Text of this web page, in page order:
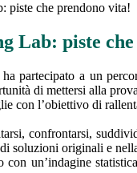
piste che prendono vita!
Lab: piste
partecipato a un
di mettersi alla
con l’obiettivo di
confrontarsi,
soluzioni originali e
un’indagine